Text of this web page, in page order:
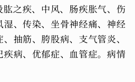
之疾、中风、肠疾胀气、伤
湿、传染、坐骨神经痛、神经
抽筋、胯股病、支气管炎、
病、优郁症、血管症。病情